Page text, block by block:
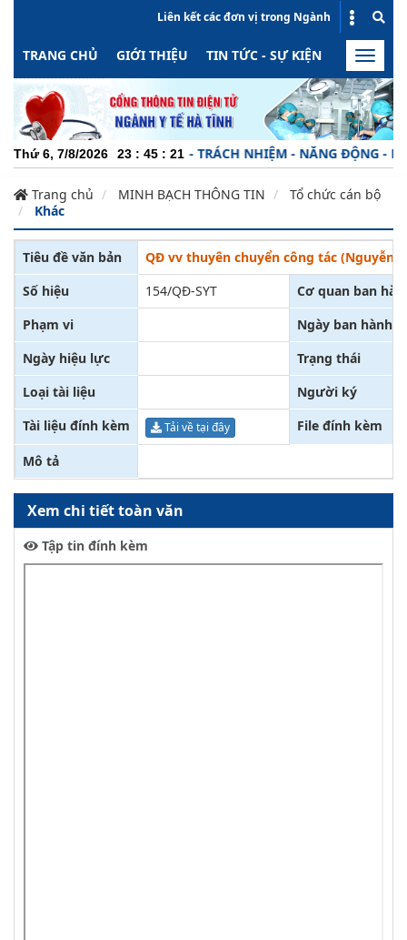
Liên kết các đơn vị trong Ngành
TRANG CHỦ GIỚI THIỆU TIN TỨC - SỰ KIỆN HOẠT
Toggle
Thứ 6, 7/8/2026 23 : 45 : 21
CHUYÊN NGHIỆP - TRÁCH NHIỆM - NĂNG ĐỘNG -
Trang chủ MINH BẠCH THÔNG TIN
Tổ chức cán bộ
Khác
Tiêu đề văn bản
QĐ vv thuyên chuyển công tác (Nguyễn
Số hiệu
154/QĐ-SYT
Cơ quan ban
Phạm vi
Ngày ban hành
Ngày hiệu lực
Trạng thái
Loại tài liệu
Người ký
Tài liệu đính kèm
Tải về tại đây File đính kèm
Mô tả
Xem chi tiết toàn văn
Tập tin đính kèm